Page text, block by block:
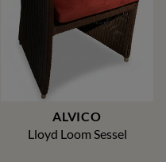
ALVICO
Lloyd Loom Sessel